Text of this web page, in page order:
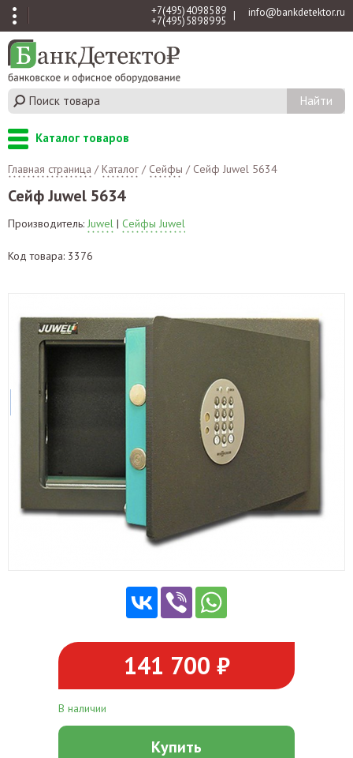
+7 (495) 409 85 89
+7 (495) 589 89 95 | info@bankdetektor.ru
Каталог товаров
Главная страница /Каталог / Сейфы / Сейф Juwel 5634
Сейф Juwel 5634
Производитель: Juwel | Сейфы Juwel
Код товара: 3376
141 700 ₽
В наличии
Купить